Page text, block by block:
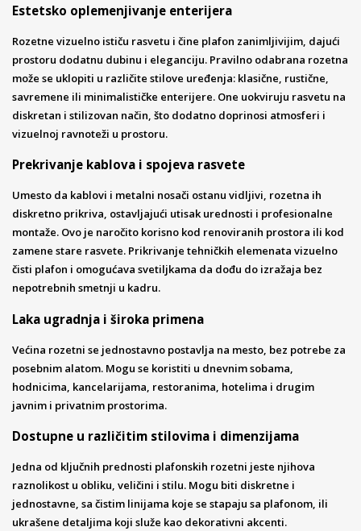
Estetsko oplemenjivanje enterijera
Rozetne vizuelno ističu rasvetu i čine plafon zanimljivijim, dajući
prostoru dodatnu dubinu i eleganciju. Pravilno odabrana rozetna
može se uklopiti u različite stilove uređenja: klasične, rustične,
savremene ili minimalističke enterijere. One uokviruju rasvetu na
diskretan i stilizovan način, što dodatno doprinosi atmosferi i
vizuelnoj ravnoteži u prostoru.
Prekrivanje kablova i spojeva rasvete
Umesto da kablovi i metalni nosači ostanu vidljivi, rozetna ih
diskretno prikriva, ostavljajući utisak urednosti i profesionalne
montaže. Ovo je naročito korisno kod renoviranih prostora ili kod
zamene stare rasvete. Prikrivanje tehničkih elemenata vizuelno
čisti plafon i omogućava svetiljkama da dođu do izražaja bez
nepotrebnih smetnji u kadru.
Laka ugradnja i široka primena
Većina rozetni se jednostavno postavlja na mesto, bez potrebe za
posebnim alatom. Mogu se koristiti u dnevnim sobama,
hodnicima, kancelarijama, restoranima, hotelima i drugim
javnim i privatnim prostorima.
Dostupne u različitim stilovima i dimenzijama
Jedna od ključnih prednosti plafonskih rozetni jeste njihova
raznolikost u obliku, veličini i stilu. Mogu biti diskretne i
jednostavne, sa čistim linijama koje se stapaju sa plafonom, ili
ukrašene detaljima koji služe kao dekorativni akcenti.